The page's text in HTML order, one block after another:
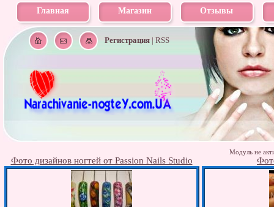
Главная Магазин Отзывы
Регистрация| RSS
Модуль не
Фото дизайнов ногтей от Passion Nails Studio